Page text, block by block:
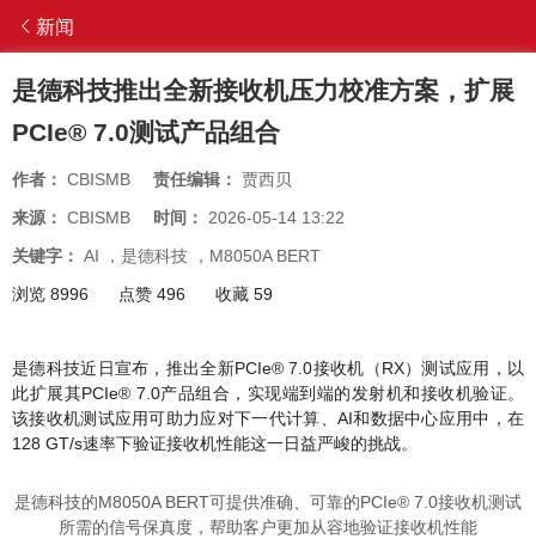
新闻
是德科技推出全新接收机压力校准方案，扩展
PCIe® 7.0测试产品组合
作者： CBISMB 责任编辑： 贾西贝
来源： CBISMB 时间： 2026-05-14 13:22
关键字： AI ， 是德科技 ， M8050A BERT
浏览 8996
点赞 496 收藏 59
是德科技近日宣布，推出全新PCIe® 7.0接收机（RX）测试应用，以
此扩展其PCIe® 7.0产品组合，实现端到端的发射机和接收机验证。
该接收机测试应用可助力应对下一代计算、AI和数据中心应用中，在
128 GT/s速率下验证接收机性能这一日益严峻的挑战。
是德科技的M8050A BERT可提供准确、可靠的PCIe® 7.0接收机测试
所需的信号保真度，帮助客户更加从容地验证接收机性能